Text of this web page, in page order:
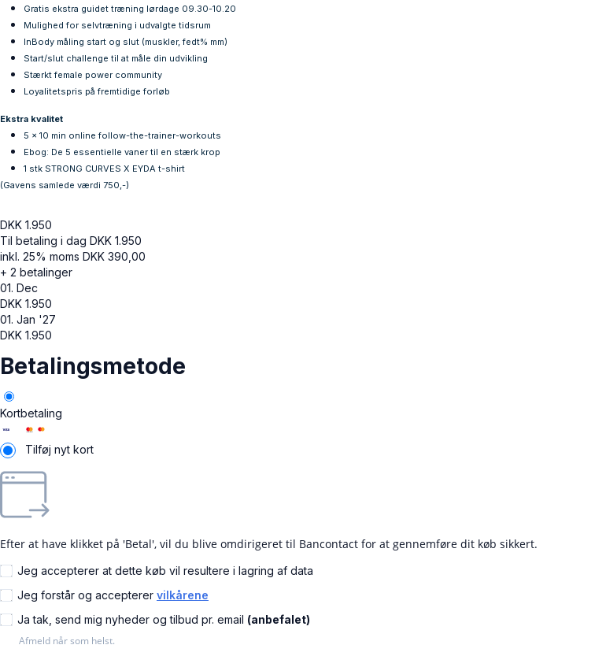
Gratis ekstra guidet træning lørdage 09.30-10.20
Mulighed for selvtræning i udvalgte tidsrum
InBody måling start og slut (muskler, fedt% mm)
Start/slut challenge til at måle din udvikling
Stærkt female power community
Loyalitetspris på fremtidige forløb
Ekstra kvalitet
5 x 10 min online follow-the-trainer-workouts
Ebog: De 5 essentielle vaner til en stærk krop
1 stk STRONG CURVES X EYDA t-shirt
(Gavens samlede værdi 750,-)
DKK 1.950
Til betaling i dag DKK 1.950
inkl. 25% moms DKK 390,00
+ 2 betalinger
01. Dec
DKK 1.950
01. Jan '27
DKK 1.950
Betalingsmetode
Kortbetaling
Tilføj nyt kort
Efter at have klikket på 'Betal', vil du blive omdirigeret til Bancontact for at gennemføre dit køb sikkert.
Jeg accepterer at dette køb vil resultere i lagring af data
Jeg forstår og accepterer vilkårene
Ja tak, send mig nyheder og tilbud pr. email (anbefalet)
Afmeld når som helst.